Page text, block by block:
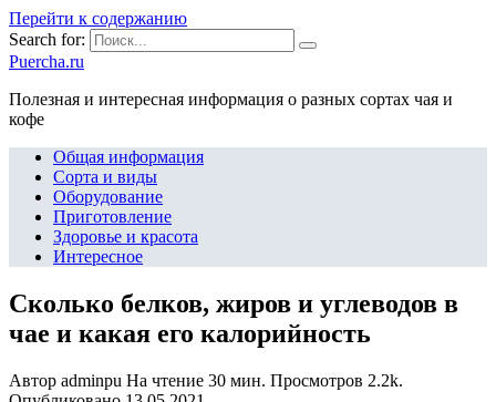
Перейти к содержанию
Search for:
Puercha.ru
Полезная и интересная информация о разных сортах чая и
кофе
Общая информация
Сорта и виды
Оборудование
Приготовление
Здоровье и красота
Интересное
Сколько белков, жиров и углеводов в
чае и какая его калорийность
Автор adminpu На чтение 30 мин. Просмотров 2.2k.